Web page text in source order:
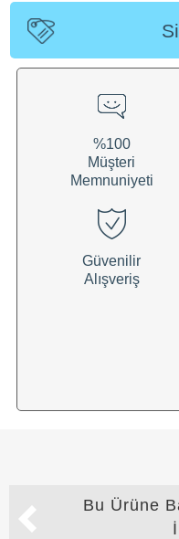
%100
Müşteri
Memnuniyeti
Güvenilir
Alışveriş
Bu Ürüne